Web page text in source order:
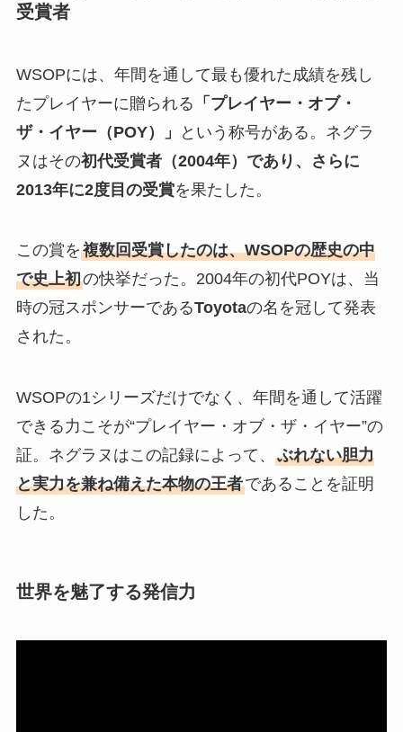
受賞者
WSOPには、年間を通して最も優れた成績を残し
たプレイヤーに贈られる 「プレイヤー・オブ・
ザ・イヤー（POY）」
という称号がある。ネグラ
ヌはその初代受賞者（2004年）であり、さらに
2013年に2度目の受賞を果たした。
この賞を複数回受賞したのは、WSOPの歴史の中
で史上初の快挙だった。2004年の初代POYは、当
時の冠スポンサーであるToyotaの名を冠して発表
された。
WSOPの1シリーズだけでなく、年間を通して活躍
できる力こそが“プレイヤー・オブ・ザ・イヤー”の
証。ネグラヌはこの記録によって、 ぶれない胆力
と実力を兼ね備えた本物の王者であることを証明
した。
世界を魅了する発信力